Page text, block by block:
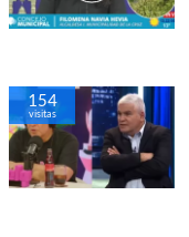
154
visitas